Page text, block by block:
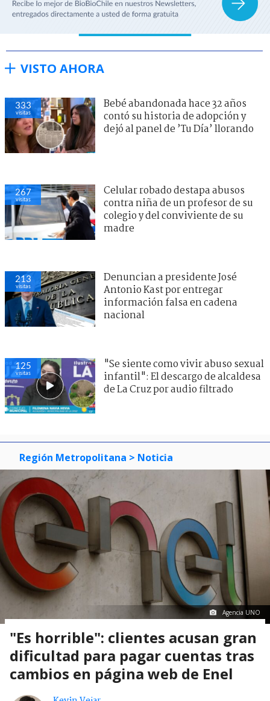
VISTO AHORA
333
visitas
Bebé abandonada hace 32 años
contó su historia de adopción y
dejó al panel de ’Tu Día’ llorando
267
visitas
Celular robado destapa abusos
contra niña de un profesor de su
colegio y del conviviente de su
madre
213
visitas
Denuncian a presidente José
Antonio Kast por entregar
información falsa en cadena
nacional
125
visitas
"Se siente como vivir abuso sexual
infantil": El descargo de alcaldesa
de La Cruz por audio filtrado
Región Metropolitana > Noticia
Agencia UNO
"Es horrible": clientes acusan gran
dificultad para pagar cuentas tras
cambios en página web de Enel